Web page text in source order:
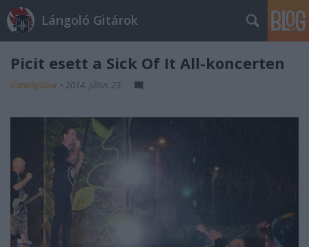
Lángoló Gitárok
Picit esett a Sick Of It All-koncerten
dankógábor • 2014. július 23.